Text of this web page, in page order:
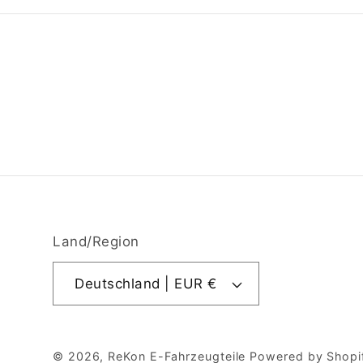
Land/Region
Deutschland | EUR €
© 2026, ReKon E-Fahrzeugteile Powered by